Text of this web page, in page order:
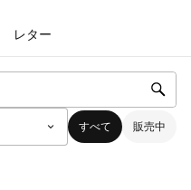
レター
すべて 販売中